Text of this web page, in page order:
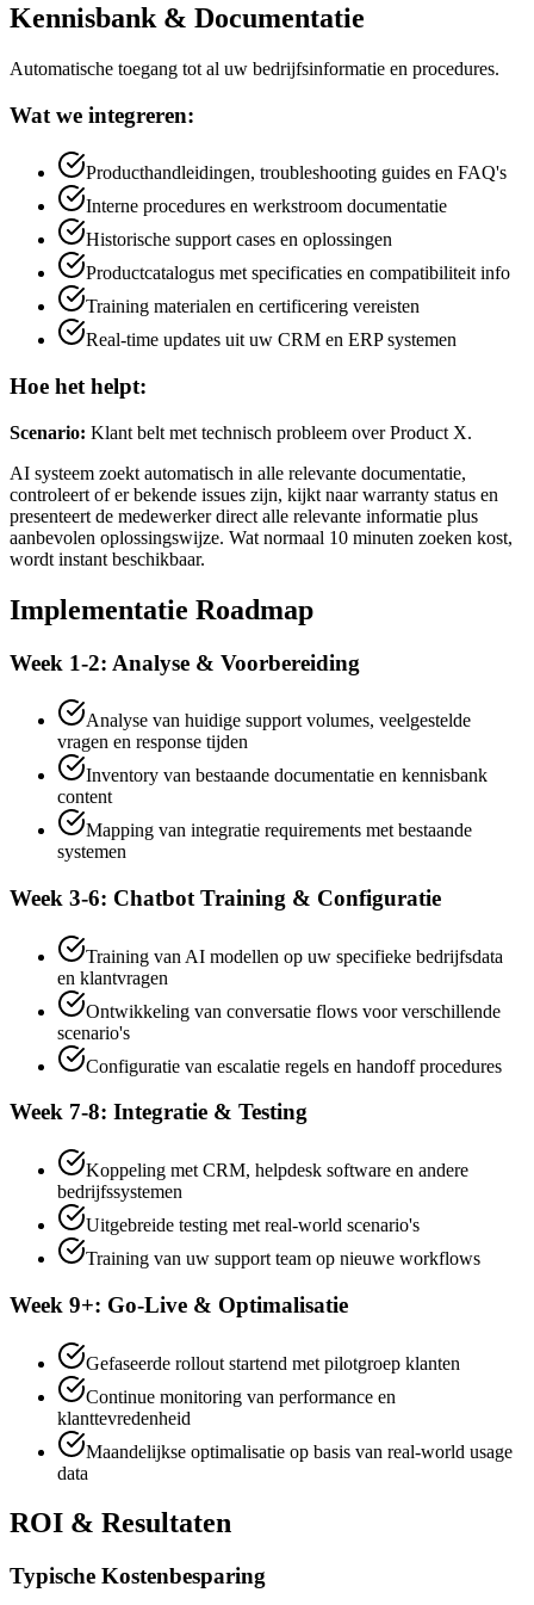
Kennisbank & Documentatie
Automatische toegang tot al uw bedrijfsinformatie en procedures.
Wat we integreren:
Producthandleidingen, troubleshooting guides en FAQ's
Interne procedures en werkstroom documentatie
Historische support cases en oplossingen
Productcatalogus met specificaties en compatibiliteit info
Training materialen en certificering vereisten
Real-time updates uit uw CRM en ERP systemen
Hoe het helpt:
Scenario: Klant belt met technisch probleem over Product X.
AI systeem zoekt automatisch in alle relevante documentatie,
controleert of er bekende issues zijn, kijkt naar warranty status en
presenteert de medewerker direct alle relevante informatie plus
aanbevolen oplossingswijze. Wat normaal 10 minuten zoeken kost,
wordt instant beschikbaar.
Implementatie Roadmap
Week 1-2: Analyse & Voorbereiding
Analyse van huidige support volumes, veelgestelde
vragen en response tijden
Inventory van bestaande documentatie en kennisbank
content
Mapping van integratie requirements met bestaande
systemen
Week 3-6: Chatbot Training & Configuratie
Training van AI modellen op uw specifieke bedrijfsdata
en klantvragen
Ontwikkeling van conversatie flows voor verschillende
scenario's
Configuratie van escalatie regels en handoff procedures
Week 7-8: Integratie & Testing
Koppeling met CRM, helpdesk software en andere
bedrijfssystemen
Uitgebreide testing met real-world scenario's
Training van uw support team op nieuwe workflows
Week 9+: Go-Live & Optimalisatie
Gefaseerde rollout startend met pilotgroep klanten
Continue monitoring van performance en
klanttevredenheid
Maandelijkse optimalisatie op basis van real-world usage
data
ROI & Resultaten
Typische Kostenbesparing